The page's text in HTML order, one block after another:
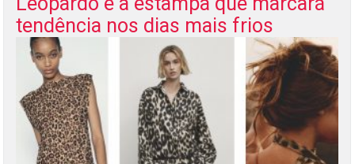
tendência nos dias mais frios